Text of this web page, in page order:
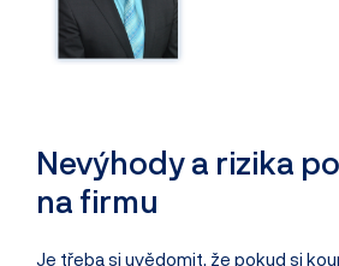
Nevýhody a rizika
na firmu
Je třeba si uvědomit, že pokud si